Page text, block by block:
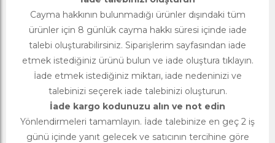
Cayma hakkının bulunmadığı ürünler dışındaki tüm
ürünler için 8 günlük cayma hakkı süresi içinde iade
talebi oluşturabilirsiniz. Siparişlerim sayfasından iade
etmek istediğiniz ürünü bulun ve iade oluştura tıklayın.
İade etmek istediğiniz miktarı, iade nedeninizi ve
talebinizi seçerek iade talebinizi oluşturun.
İade kargo kodunuzu alın ve not edin
Yönlendirmeleri tamamlayın. İade talebinize en geç 2 iş
günü içinde yanıt gelecek ve satıcının tercihine göre